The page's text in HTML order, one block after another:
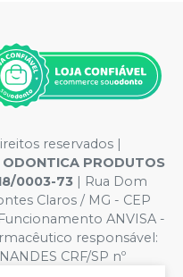
reservados |
ODONTICA PRODUTOS
0003-73 | Rua Dom
Claros / MG - CEP
ANVISA -
responsável:
CRF/SP nº